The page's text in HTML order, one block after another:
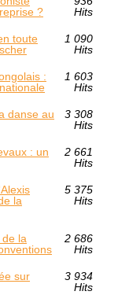
?
Hits
toute
1 090
Hits
:
1 603
Hits
danse au
3 308
Hits
: un
2 661
Hits
la
5 375
Hits
la
2 686
Hits
sur
3 934
Hits